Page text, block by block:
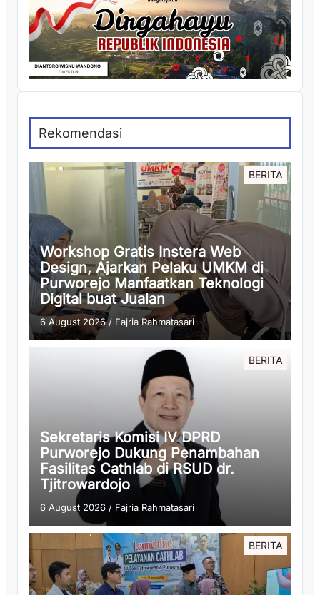
Rekomendasi
BERITA
Workshop Gratis Instera Web
Design, Ajarkan Pelaku UMKM di
Purworejo Manfaatkan Teknologi
Digital buat Jualan
6 August 2026/ Fajria Rahmatasari
BERITA
Sekretaris Komisi IV DPRD
Purworejo Dukung Penambahan
Fasilitas Cathlab di RSUD dr.
Tjitrowardojo
6 August 2026 / Fajria Rahmatasari
BERITA